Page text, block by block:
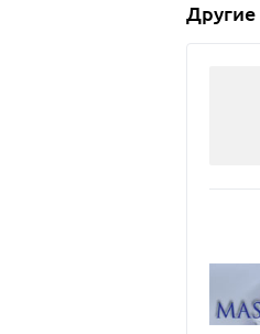
Другие